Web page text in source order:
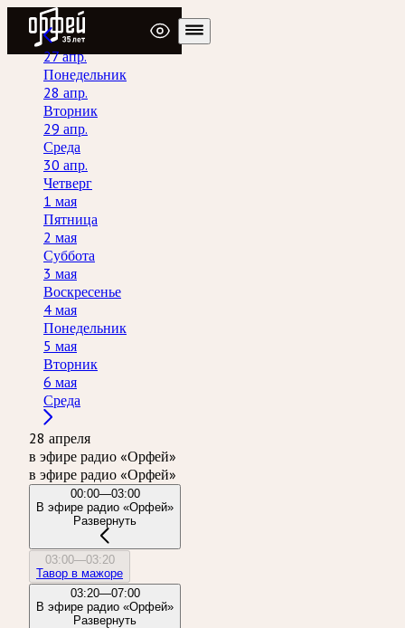
Радио Орфей
27 апр.
Понедельник
28 апр.
Вторник
29 апр.
Среда
30 апр.
Четверг
1 мая
Пятница
2 мая
Суббота
3 мая
Воскресенье
4 мая
Понедельник
5 мая
Вторник
6 мая
Среда
28 апреля
в эфире радио «Орфей»
в эфире радио «Орфей»
00:00—03:00
В эфире радио «Орфей»
Развернуть
03:00—03:20
Тавор в мажоре
03:20—07:00
В эфире радио «Орфей»
Развернуть